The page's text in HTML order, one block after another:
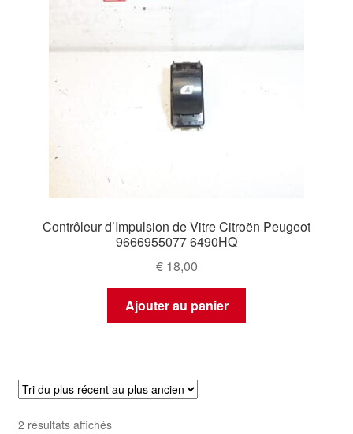
Contrôleur d’Impulsion de Vitre Citroën Peugeot
9666955077 6490HQ
€18,00
Ajouter au panier
2 résultats affichésTrié